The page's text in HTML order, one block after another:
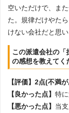
空いただけで、ま
た。規律だけやた
けない会社だと思い
この派遣会社の「
の感想を教えてく
【評価】2点(不満
【良かった点】 特
【悪かった点】 当